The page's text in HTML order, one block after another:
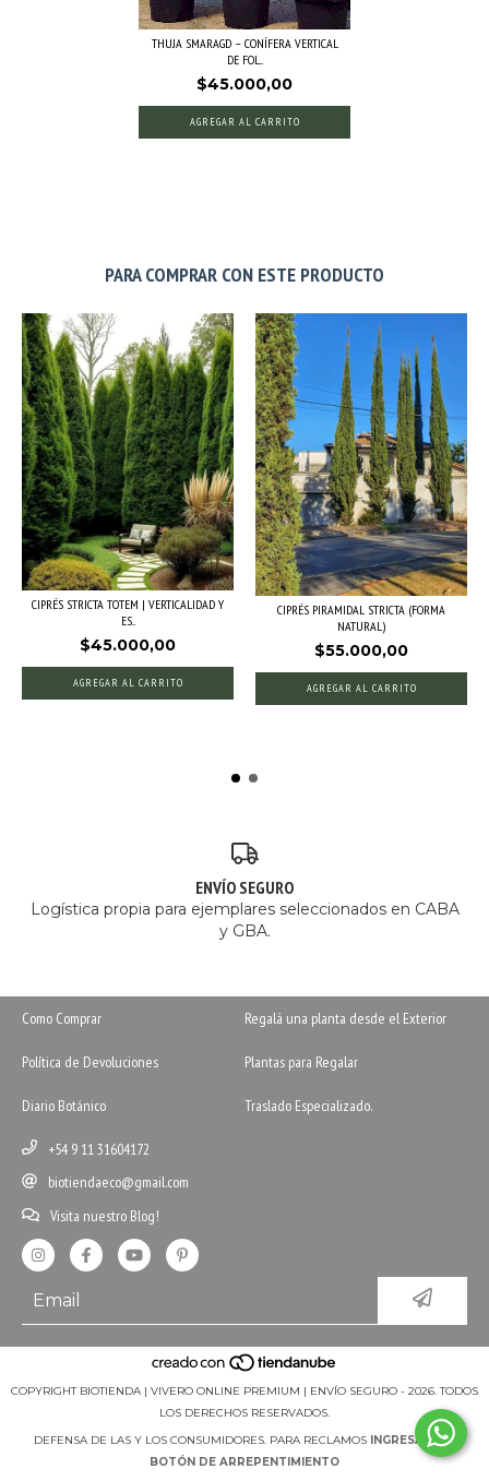
THUJA SMARAGD – CONÍFERA VERTICAL
DE FOL...
$45.000,00
AGREGAR AL CARRITO
PARA COMPRAR CON ESTE PRODUCTO
CIPRÉS STRICTA TOTEM | VERTICALIDAD Y
ES...
$45.000,00
AGREGAR AL CARRITO
CIPRÉS PIRAMIDAL STRICTA (FORMA
NATURAL)
$55.000,00
AGREGAR AL CARRITO
ENVÍO SEGURO
Logística propia para ejemplares seleccionados en CABA
y GBA.
Como Comprar Regalá una planta desde el Exterior
Política de Devoluciones Plantas para Regalar
Diario Botánico Traslado Especializado.
+54 9 11 31604172
biotiendaeco@gmail.com
Visita nuestro Blog!
COPYRIGHT BIOTIENDA | VIVERO ONLINE PREMIUM | ENVÍO SEGURO - 2026. TODOS
LOS DERECHOS RESERVADOS.
DEFENSA DE LAS Y LOS CONSUMIDORES. PARA RECLAMOS
INGRESÁ ACÁ.
BOTÓN DE ARREPENTIMIENTO